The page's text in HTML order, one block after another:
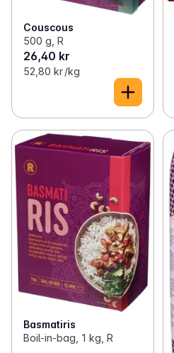
Couscous
500 g, R
26,40 kr
52,80 kr /kg
Basmatiris
Boil-in-bag, 1 kg, R